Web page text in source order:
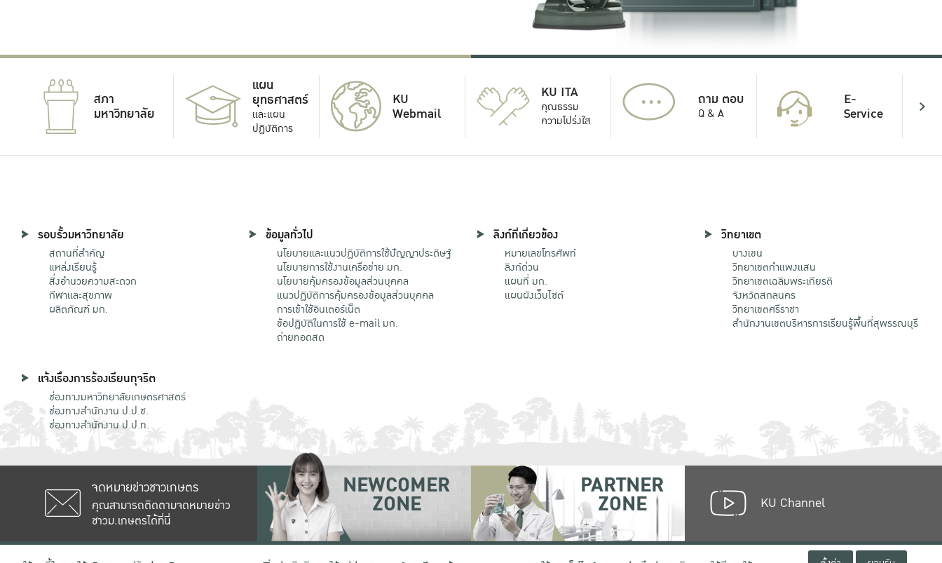
สภา
มหาวิทยาลัย
แผน
ยุทธศาสตร์
และแผน
ปฏิบัติการ
KU
Webmail
KU ITA
คุณธรรม
ความโปร่งใส
... ถาม ตอบ
Q & A
E-
Service
รอบรั้วมหาวิทยาลัย
สถานที่สำคัญ
แหล่งเรียนรู้
สิ่งอำนวยความสะดวก
กีฬาและสุขภาพ
ผลิตภัณฑ์ มก.
ข้อมูลทั่วไป
นโยบายและแนวปฏิบัติการใช้ปัญญาประดิษฐ์
นโยบายการใช้งานเครือข่าย มก.
นโยบายคุ้มครองข้อมูลส่วนบุคคล
แนวปฏิบัติการคุ้มครองข้อมูลส่วนบุคคล
การเข้าใช้อินเตอร์เน็ต
ข้อปฏิบัติในการใช้ e-mail มก.
ถ่ายทอดสด
ลิงก์ที่เกี่ยวข้อง
หมายเลขโทรศัพท์
ลิงก์ด่วน
แผนที่ มก.
แผนผังเว็บไซต์
วิทยาเขต
บางเขน
วิทยาเขตกําแพงแสน
วิทยาเขตเฉลิมพระเกียรติ
จังหวัดสกลนคร
วิทยาเขตศรีราชา
สำนักงานเขตบริหารการเรียนรู้พื้นที่สุพรรณบุรี
แจ้งเรื่องการร้องเรียนทุจริต
ช่องทางมหาวิทยาลัยเกษตรศาสตร์
ช่องทางสำนักงาน ป.ป.ช.
ช่องทางสำนักงาน ป.ป.ท.
จดหมายข่าวชาวเกษตร
คุณสามารถติดตามจดหมายข่าว
ชาวม.เกษตรได้ที่นี่
NEWCOMER
ZONE
PARTNER
ZONE KU Channel